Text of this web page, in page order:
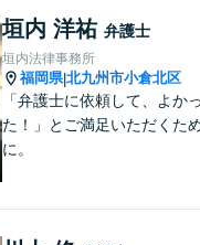
まずはお気軽にご相談くださ
い！
垣内 洋祐 弁護士
垣内法律事務所
福岡県|北九州市小倉北区
「弁護士に依頼して、よかっ
た！」とご満足いただくた
に。